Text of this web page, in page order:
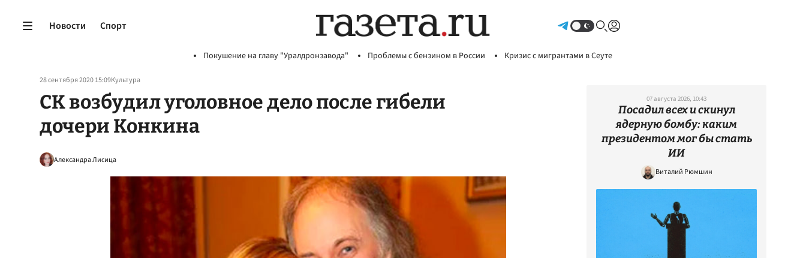
Новости Спорт
Покушение на главу "Уралдронзавода" Проблемы с бензином в России Кризис с мигрантами в Сеуте
28 сентября 2020 15:09Культура
СК возбудил уголовное дело после гибели
дочери Конкина
Александра Лисица
07 августа 2026, 10:43
Посадил всех и скинул
ядерную бомбу: каким
президентом мог бы стать
ИИ
Виталий Рюмшин